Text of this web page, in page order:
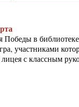
Победы в
участниками
с классным